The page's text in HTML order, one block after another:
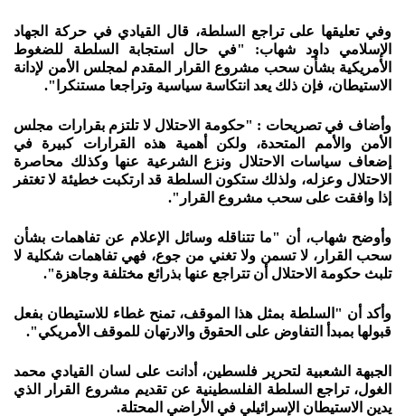
وفي تعليقها على تراجع السلطة، قال القيادي في حركة الجهاد
الإسلامي داود شهاب: "في حال استجابة السلطة للضغوط
الأمريكية بشأن سحب مشروع القرار المقدم لمجلس الأمن لإدانة
الاستيطان، فإن ذلك يعد انتكاسة سياسية وتراجعا مستنكرا".
وأضاف في تصريحات : "حكومة الاحتلال لا تلتزم بقرارات مجلس
الأمن والأمم المتحدة، ولكن أهمية هذه القرارات كبيرة في
إضعاف سياسات الاحتلال ونزع الشرعية عنها وكذلك محاصرة
الاحتلال وعزله، ولذلك ستكون السلطة قد ارتكبت خطيئة لا تغتفر
إذا وافقت على سحب مشروع القرار".
وأوضح شهاب، أن "ما تتناقله وسائل الإعلام عن تفاهمات بشأن
سحب القرار، لا تسمن ولا تغني من جوع، فهي تفاهمات شكلية لا
تلبث حكومة الاحتلال أن تتراجع عنها بذرائع مختلفة وجاهزة".
وأكد أن "السلطة بمثل هذا الموقف، تمنح غطاء للاستيطان بفعل
قبولها بمبدأ التفاوض على الحقوق والارتهان للموقف الأمريكي".
الجبهة الشعبية لتحرير فلسطين، أدانت على لسان القيادي محمد
الغول، تراجع السلطة الفلسطينية عن تقديم مشروع القرار الذي
يدين الاستيطان الإسرائيلي في الأراضي المحتلة.